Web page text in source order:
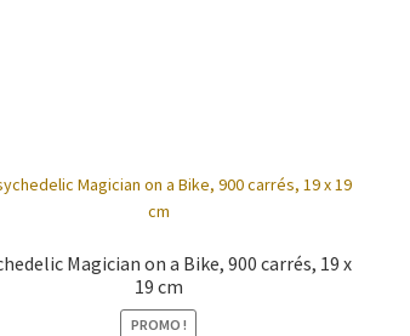
Magician on a Bike, 900 carrés, 19 x
19 cm
PROMO !